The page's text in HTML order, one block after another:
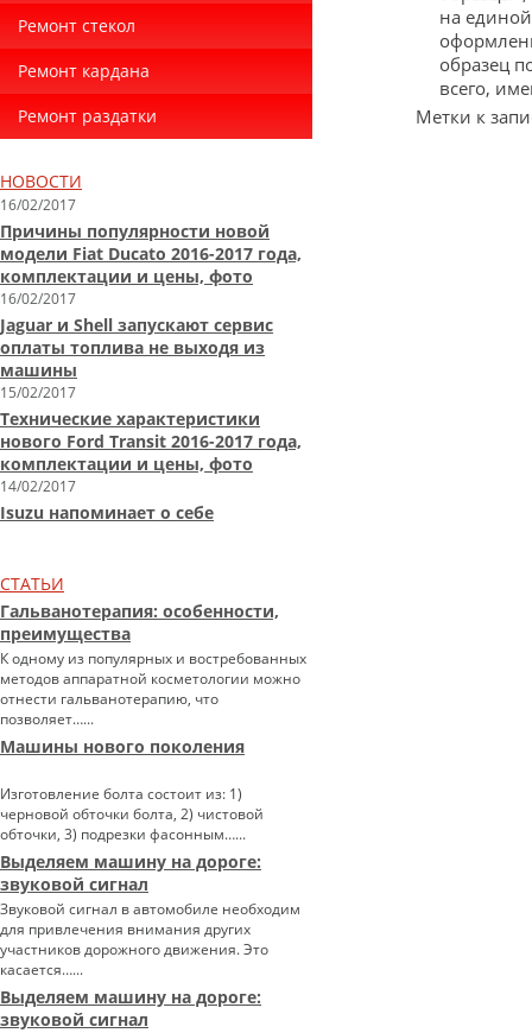
Ремонт стекол
Ремонт кардана
Ремонт раздатки
НОВОСТИ
16/02/2017
Причины популярности новой
модели Fiat Ducato 2016-2017 года,
комплектации и цены, фото
16/02/2017
Jaguar и Shell запускают сервис
оплаты топлива не выходя из
машины
15/02/2017
Технические характеристики
нового Ford Transit 2016-2017 года,
комплектации и цены, фото
14/02/2017
Isuzu напоминает о себе
СТАТЬИ
Гальванотерапия: особенности,
преимущества
К одному из популярных и востребованных
методов аппаратной косметологии можно
отнести гальванотерапию, что
позволяет…...
Машины нового поколения
Изготовление болта состоит из: 1)
черновой обточки болта, 2) чистовой
обточки, 3) подрезки фасонным…...
Выделяем машину на дороге:
звуковой сигнал
Звуковой сигнал в автомобиле необходим
для привлечения внимания других
участников дорожного движения. Это
касается…...
Выделяем машину на дороге:
звуковой сигнал
на
образец
всего,
Метки к